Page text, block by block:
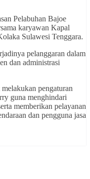
Pelabuhan Bajoe
karyawan Kapal
Sulawesi Tenggara.
pelanggaran dalam
dan administrasi
pengaturan
guna menghindari
memberikan pelayanan
dan pengguna jasa